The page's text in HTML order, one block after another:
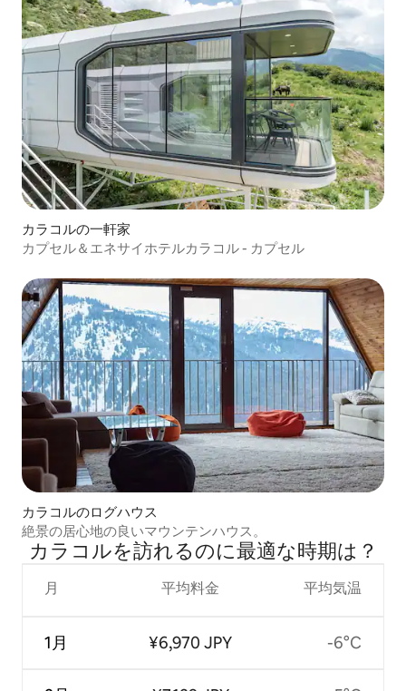
カラコルの一軒家
カプセル＆エネサイホテルカラコル - カプセル
カラコルのログハウス
絶景の居心地の良いマウンテンハウス。
カラコルを訪⁠れ⁠るの⁠に最⁠適⁠な時⁠期⁠は⁠？
月
1月
平均料金
¥6,970 JPY
平均気温
-6°C